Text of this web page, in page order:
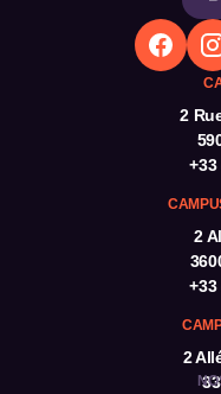
2
+33
2
+33
2